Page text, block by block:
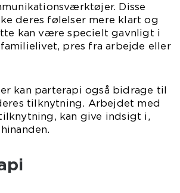
Disse
deres følelser mere klart og
kan være specielt gavnligt i
pres fra arbejde eller
kan parterapi også bidrage til
tilknytning. Arbejdet med
kan give indsigt i,